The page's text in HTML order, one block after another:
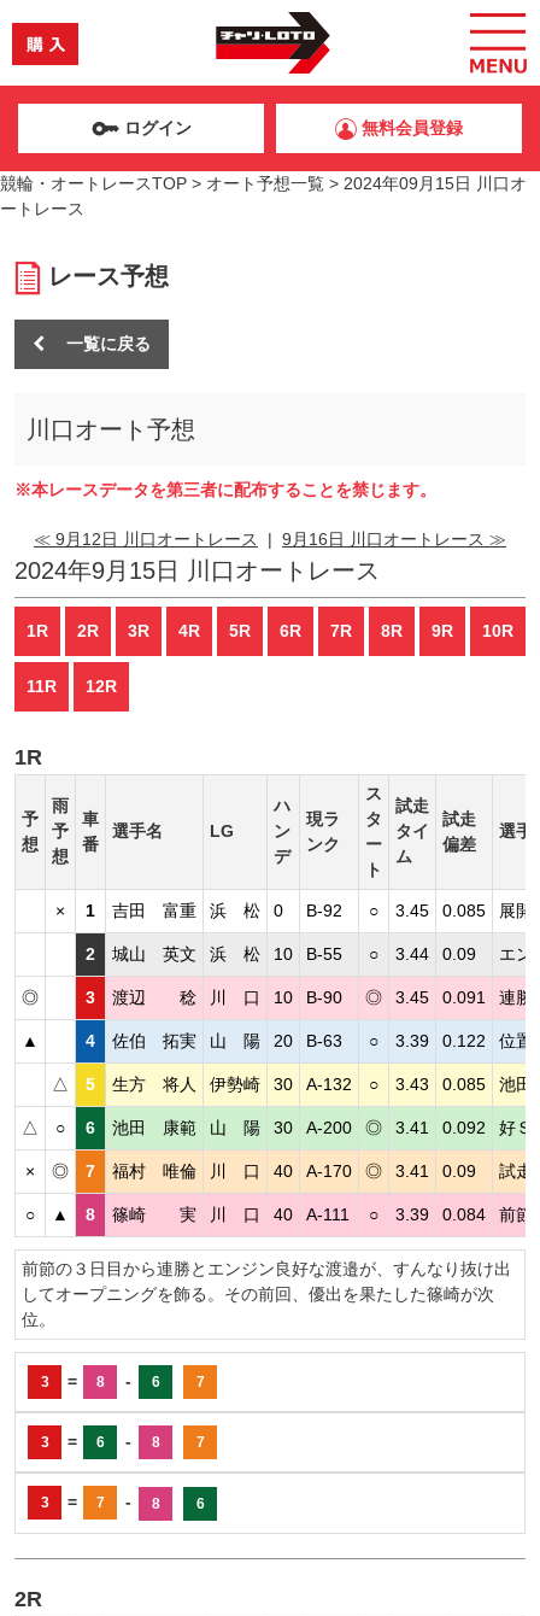
ログイン 無料会員登録
競輪・オートレースTOP > オート予想一覧 > 2024年09月15日 川口オ
ートレース
レース予想
一覧に戻る
川口オート予想
※本レースデータを第三者に配布することを禁じます。
≪ 9月12日 川口オートレース | 9月16日 川口オートレース ≫
2024年9月15日 川口オートレース
1R 2R 3R 4R 5R 6R 7R 8R 9R 10R
11R 12R
1R
予
想
雨
予
想
車
番
選手名 LG
ハ
ン
デ
現ラ
ンク
ス
タ
ー
ト
試走
タイ
ム
試走
偏差
選手
× 1 吉田 富重 浜 松 0 B-92 ○ 3.45 0.085 展開
2 城山 英文 浜 松 10 B-55 ○ 3.44 0.09 エン
◎ 3 渡辺 稔 川 口 10 B-90 ◎ 3.45 0.091 連勝
▲ 4 佐伯 拓実 山 陽 20 B-63 ○ 3.39 0.122 位置
△ 5 生方 将人 伊勢崎 30 A-132 ○ 3.43 0.085 池田
△ ○ 6 池田 康範 山 陽 30 A-200 ◎ 3.41 0.092 好Ｓ
× ◎ 7 福村 唯倫 川 口 40 A-170 ◎ 3.41 0.09 試走
○ ▲ 8 篠崎 実 川 口 40 A-111 ○ 3.39 0.084 前節
前節の３日目から連勝とエンジン良好な渡邉が、すんなり抜け出
してオープニングを飾る。その前回、優出を果たした篠崎が次
位。
3 = 8 - 6 7
3 = 6 - 8 7
3 = 7 - 8 6
2R